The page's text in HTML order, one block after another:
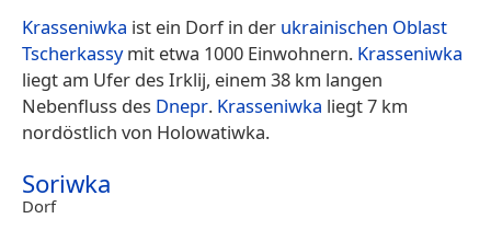
Krasseniwka ist ein Dorf in der ukrainischen Oblast
Tscherkassymit etwa 1000 Einwohnern. Krasseniwka
liegt am Ufer des Irklij, einem 38 km langen
Nebenfluss des Dnepr. Krasseniwka liegt 7 km
nordöstlich von Holowatiwka.
Soriwka
Dorf